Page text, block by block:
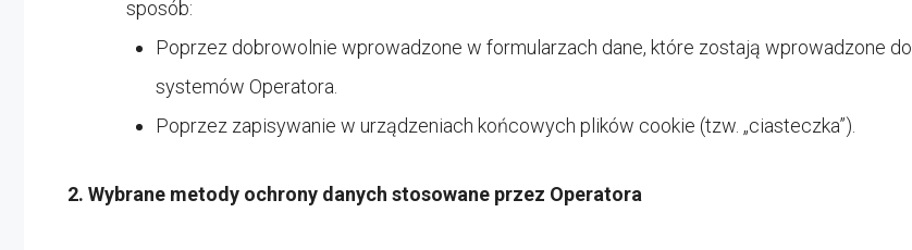
sposób:
Poprzez dobrowolnie wprowadzone w formularzach dane, które zostają wprowadzone do
systemów Operatora.
Poprzez zapisywanie w urządzeniach końcowych plików cookie (tzw. „ciasteczka”).
2. Wybrane metody ochrony danych stosowane przez Operatora